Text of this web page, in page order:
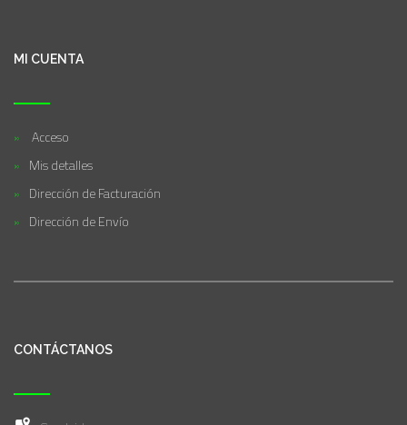
MI CUENTA
Acceso
Mis detalles
Dirección de Facturación
Dirección de Envío
CONTÁCTANOS